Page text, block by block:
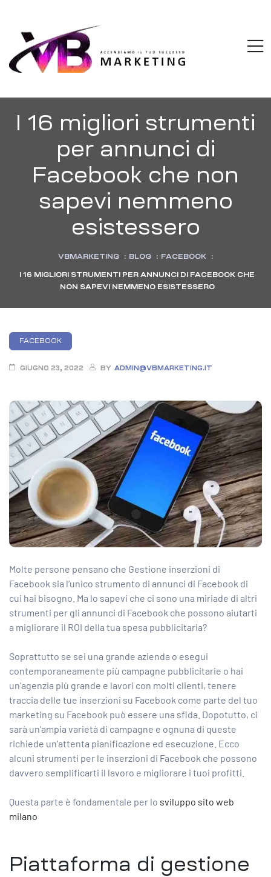
I 16 migliori strumenti
per annunci di
Facebook che non
sapevi nemmeno
esistessero
VBMARKETING : BLOG : FACEBOOK :
I 16 MIGLIORI STRUMENTI PER ANNUNCI DI FACEBOOK CHE
NON SAPEVI NEMMENO ESISTESSERO
Categories
FACEBOOK
GIUGNO 23, 2022 BY ADMIN@VBMARKETING.IT
Molte persone pensano che Gestione inserzioni di
Facebook sia l’unico strumento di annunci di Facebook di
cui hai bisogno. Ma lo sapevi che ci sono una miriade di altri
strumenti per gli annunci di Facebook che possono aiutarti
a migliorare il ROI della tua spesa pubblicitaria?
Soprattutto se sei una grande azienda o esegui
contemporaneamente più campagne pubblicitarie o hai
un’agenzia più grande e lavori con molti clienti, tenere
traccia delle tue inserzioni su Facebook come parte del tuo
marketing su Facebook può essere una sfida. Dopotutto, ci
sarà un’ampia varietà di campagne e ognuna di queste
richiede un’attenta pianificazione ed esecuzione. Ecco
alcuni strumenti per le inserzioni di Facebook che possono
davvero semplificarti il ​​lavoro e migliorare i tuoi profitti.
Questa parte è fondamentale per lo sviluppo sito web
milano
Piattaforma di gestione